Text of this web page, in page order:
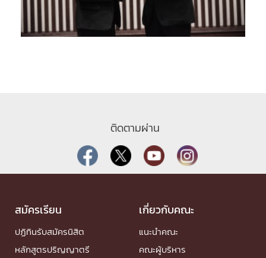
ติดตามผ่าน
สมัครเรียน
ปฏิทินรับสมัครนิสิต
หลักสูตรปริญญาตรี
เกี่ยวกับคณะ
แนะนำคณะ
คณะผู้บริหาร